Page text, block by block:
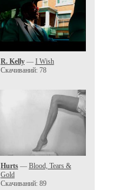
R. Kelly— I Wish
Скачиваний: 78
Hurts— Blood, Tears &
Gold
Скачиваний: 89